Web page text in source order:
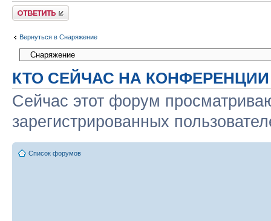
Ответить
Вернуться в Снаряжение
КТО СЕЙЧАС НА КОНФЕРЕНЦИИ
Сейчас этот форум
зарегистрированных
Список форумов